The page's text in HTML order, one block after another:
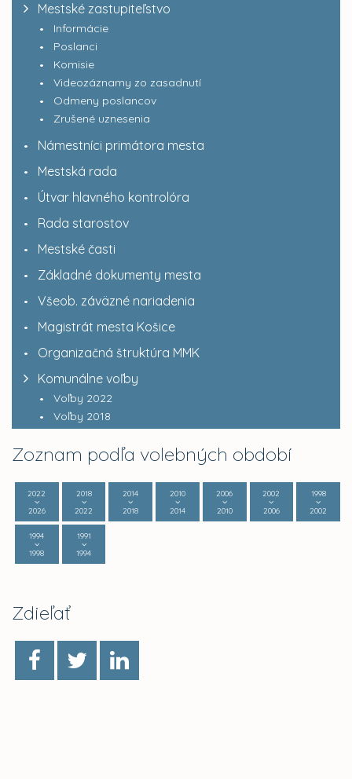
Mestské zastupiteľstvo
Informácie
Poslanci
Komisie
Videozáznamy zo zasadnutí
Odmeny poslancov
Zrušené uznesenia
Námestníci primátora mesta
Mestská rada
Útvar hlavného kontrolóra
Rada starostov
Mestské časti
Základné dokumenty mesta
Všeob. záväzné nariadenia
Magistrát mesta Košice
Organizačná štruktúra MMK
Komunálne voľby
Voľby 2022
Voľby 2018
Zoznam podľa volebných období
2022
2026
2018
2022
2014
2018
2010
2014
2006
2010
2002
2006
1998
2002
1994
1998
1991
1994
Zdieľať